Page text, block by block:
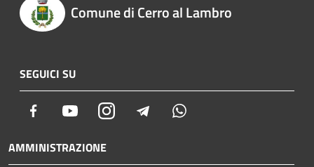
Comune di Cerro al Lambro
SEGUICI SU
Facebook YoutubeInstagram Telegram
AMMINISTRAZIONE